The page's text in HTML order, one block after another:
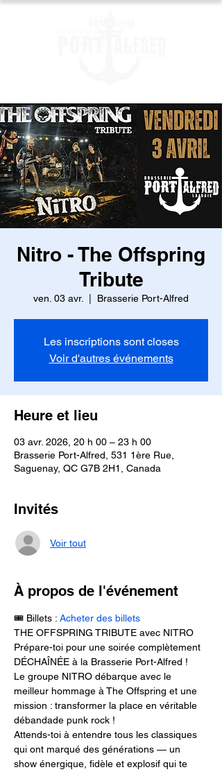
Nitro - The Offspring
Tribute
ven. 03 avr. Brasserie Port-Alfred
Les inscriptions sont closes
Voir d'autres événements
Heure et lieu
03 avr. 2026, 20 h 00 – 23 h 00
Brasserie Port-Alfred, 531 1ère Rue,
Saguenay, QC G7B 2H1, Canada
Invités
Voir tout
À propos de l'événement
🎟 Billets : Acheter des billets
THE OFFSPRING TRIBUTE avec NITRO
Prépare-toi pour une soirée complètement
DÉCHAÎNÉE à la Brasserie Port-Alfred !
Le groupe NITRO débarque avec le
meilleur hommage à The Offspring et une
mission : transformer la place en véritable
débandade punk rock !
Attends-toi à entendre tous les classiques
qui ont marqué des générations — un
show énergique, fidèle et explosif qui te